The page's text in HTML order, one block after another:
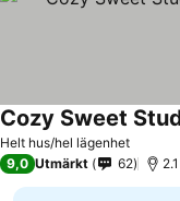
Helt hus/hel lägenhet
Se priser
9,0 Utmärkt 62